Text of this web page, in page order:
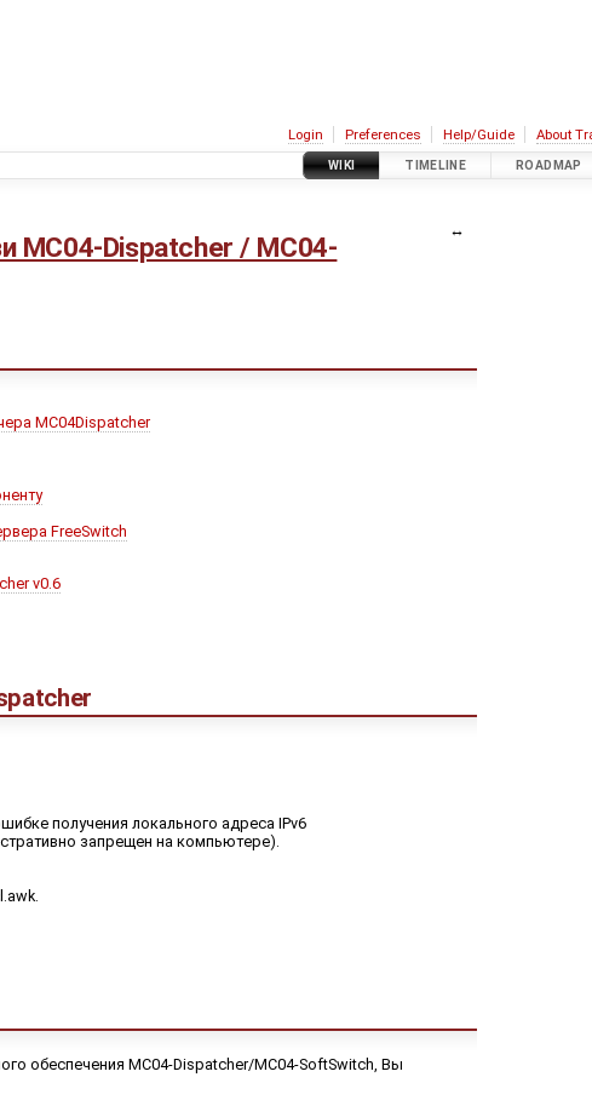
Login Preferences Help/Guide About
WIKI TIMELINE ROADMAP
MC04-Dispatcher / MC04-
MC04Dispatcher
FreeSwitch
v0.6
получения локального адреса IPv6
запрещен на компьютере).
обеспечения MC04-Dispatcher/MC04-SoftSwitch, Вы